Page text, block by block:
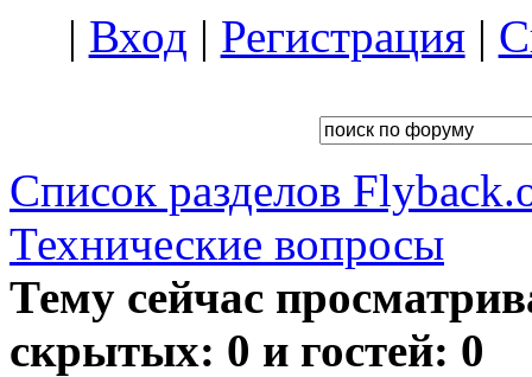
| Вход | Регистрация|
Список разделов
Технические вопросы
Тему сейчас
скрытых: 0 и гостей: 0